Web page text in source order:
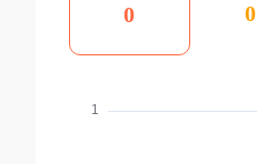
0 0